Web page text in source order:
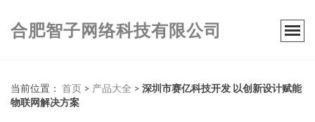
合肥智子网络科技有限公司
当前位置： 首页 > 产品大全 > 深圳市赛亿科技开发 以创新设计赋能
物联网解决方案